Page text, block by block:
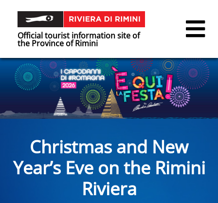
Official tourist information site of
the Province of Rimini
Christmas and New
Year’s Eve on the Rimini
Riviera